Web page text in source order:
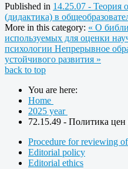
Published in 14.25.07 - Теория
(дидактика) в
More in this category: « О
используемых для оценки
психологии Непрерывное
устойчивого развития »
back to top
You are here:
Home
2025 year
72.15.49 - Политика
Procedure for reviewing
Editorial policy
Editorial ethics